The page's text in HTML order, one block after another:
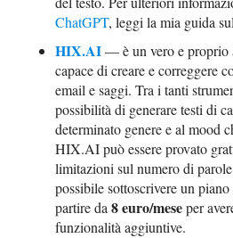
ChatGPT, leggi la mia guida
HIX.AI— è un vero e proprio
capace di creare e correggere
email e saggi. Tra i tanti
possibilità di generare testi di
determinato genere e al mood
HIX.AI può essere provato
limitazioni sul numero di
possibile sottoscrivere un
partire da8 euro/meseper
funzionalità aggiuntive.